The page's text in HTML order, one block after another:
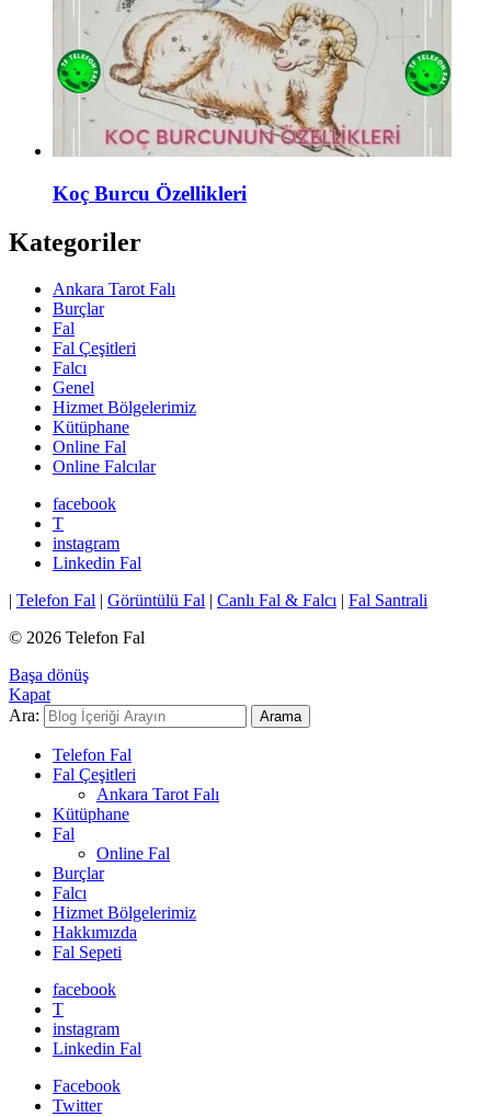
Koç Burcu Özellikleri
Kategoriler
Ankara Tarot Falı
Burçlar
Fal
Fal Çeşitleri
Falcı
Genel
Hizmet Bölgelerimiz
Kütüphane
Online Fal
Online Falcılar
facebook
T
instagram
Linkedin Fal
| Telefon Fal | Görüntülü Fal | Canlı Fal & Falcı | Fal Santrali
© 2026 Telefon Fal
Başa dönüş
Kapat
Ara:
Arama
Telefon Fal
Fal Çeşitleri
Ankara Tarot Falı
Kütüphane
Fal
Online Fal
Burçlar
Falcı
Hizmet Bölgelerimiz
Hakkımızda
Fal Sepeti
facebook
T
instagram
Linkedin Fal
Facebook
Twitter